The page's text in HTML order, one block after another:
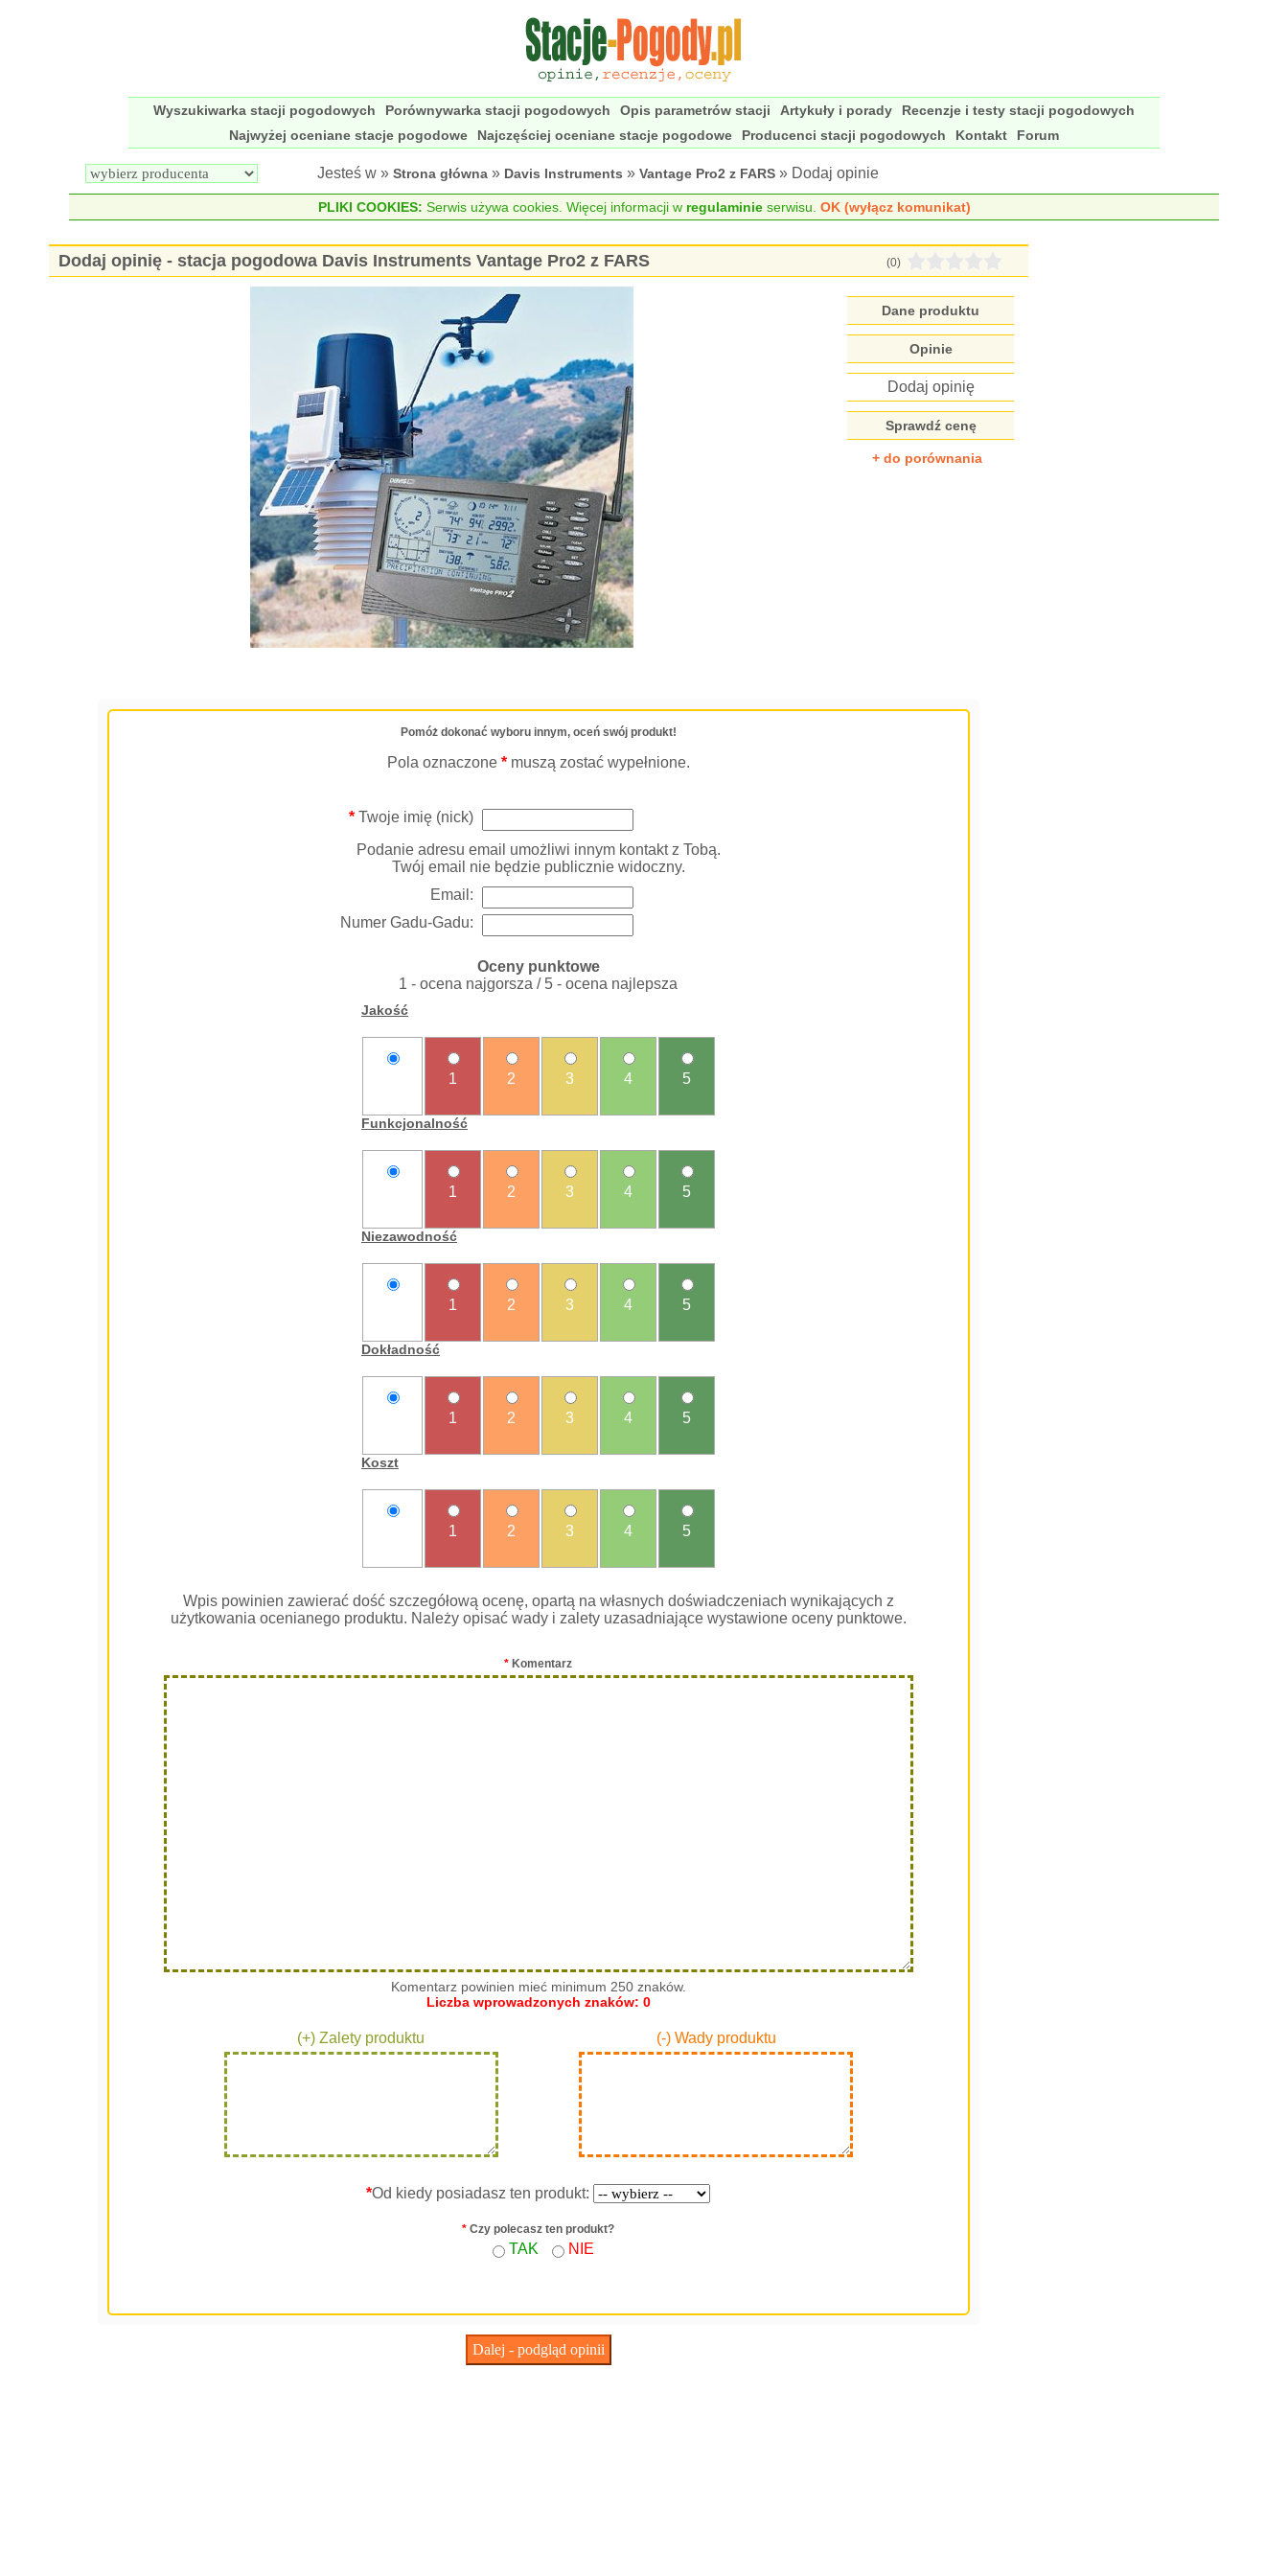
Wyszukiwarka stacji pogodowych Porównywarka stacji pogodowych Opis parametrów stacji Artykuły i porady
Recenzje i testy stacji pogodowych
Najwyżej oceniane stacje pogodowe
Najczęściej oceniane stacje pogodowe Producenci stacji pogodowych Kontakt Forum
Jesteś w » Strona główna » Davis Instruments » Vantage Pro2 z FARS » Dodaj opinie
PLIKI COOKIES: Serwis używa cookies. Więcej informacji w regulaminieserwisu. OK (wyłącz komunikat)
Dodaj opinię - stacja pogodowa Davis Instruments Vantage Pro2 z FARS (0)
Dane produktu
Opinie
Dodaj opinię
Sprawdź cenę
+ do porównania
Pomóż dokonać wyboru innym, oceń swój produkt!
Pola oznaczone *muszą zostać wypełnione.
*Twoje imię (nick)
Podanie adresu email umożliwi innym kontakt z Tobą.
Twój email nie będzie publicznie widoczny.
Email:
Numer Gadu-Gadu:
Oceny punktowe
1 - ocena najgorsza / 5 - ocena najlepsza
Jakość
1 2 3 4 5
Funkcjonalność
1 2 3 4 5
Niezawodność
1 2 3 4 5
Dokładność
1 2 3 4 5
Koszt
1 2 3 4 5
Wpis powinien zawierać dość szczegółową ocenę, opartą na własnych doświadczeniach wynikających z
użytkowania ocenianego produktu. Należy opisać wady i zalety uzasadniające wystawione oceny punktowe.
* Komentarz
Komentarz powinien mieć minimum 250 znaków.
Liczba wprowadzonych znaków: 0
(+) Zalety produktu (-) Wady produktu
*Od kiedy posiadasz ten produkt:
* Czy polecasz ten produkt?
TAK NIE